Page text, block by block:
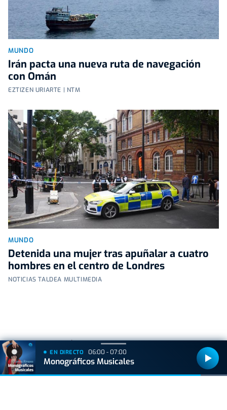
MUNDO
Irán pacta una nueva ruta de navegación
con Omán
EZTIZEN URIARTE | NTM
MUNDO
Detenida una mujer tras apuñalar a cuatro
hombres en el centro de Londres
NOTICIAS TALDEA MULTIMEDIA
Lo+ leído
ACTUALIDAD
EN DIRECTO 06:00 - 07:00
Monográficos Musicales